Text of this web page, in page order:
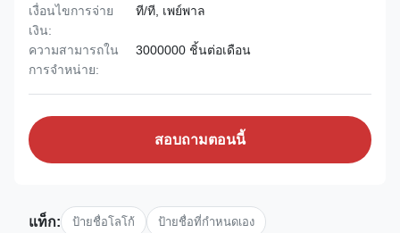
เงื่อนไขการจ่าย
เงิน:
ที/ที, เพย์พาล
ความสามารถใน
การจําหน่าย:
3000000 ชิ้นต่อเดือน
สอบถามตอนนี้
แท็ก: ป้ายชื่อโลโก้ ป้ายชื่อที่กำหนดเอง